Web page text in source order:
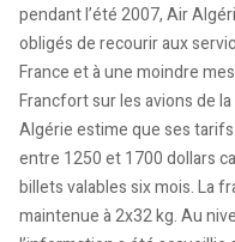
pendant l’été 2007, Air
obligés de recourir aux
France et à une moindre
Francfort sur les avions de
Algérie estime que ses
entre 1250 et 1700 dollars
billets valables six mois. La
maintenue à 2x32 kg. Au